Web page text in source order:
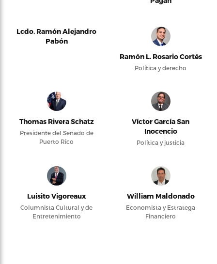
Lcdo. Ramón Alejandro
Pabón
Ramón L. Rosario Cortés
Política y derecho
Thomas Rivera Schatz
Presidente del Senado de
Puerto Rico
Víctor García San
Inocencio
Política y justicia
Luisito Vigoreaux
Columnista Cultural y de
Entretenimiento
William Maldonado
Economista y Estratega
Financiero